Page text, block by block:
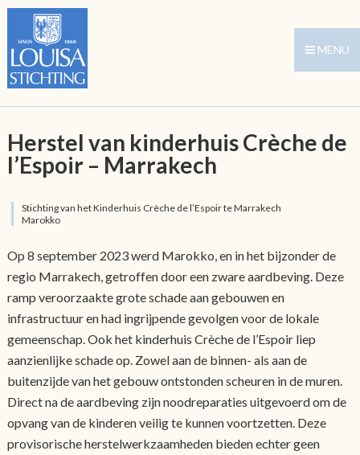
MENU
Herstel van kinderhuis Crèche de
l’Espoir – Marrakech
Stichting van het Kinderhuis Crèche de l’Espoir te Marrakech
Marokko
Op 8 september 2023 werd Marokko, en in het bijzonder de
regio Marrakech, getroffen door een zware aardbeving. Deze
ramp veroorzaakte grote schade aan gebouwen en
infrastructuur en had ingrijpende gevolgen voor de lokale
gemeenschap. Ook het kinderhuis Crèche de l’Espoir liep
aanzienlijke schade op. Zowel aan de binnen- als aan de
buitenzijde van het gebouw ontstonden scheuren in de muren.
Direct na de aardbeving zijn noodreparaties uitgevoerd om de
opvang van de kinderen veilig te kunnen voortzetten. Deze
provisorische herstelwerkzaamheden bieden echter geen